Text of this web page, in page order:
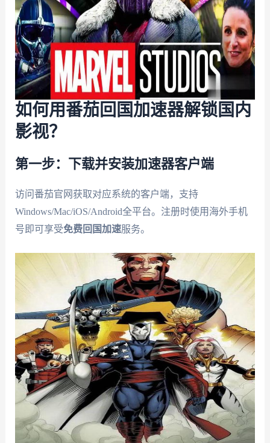
如何用番茄回国加速器解锁国内
影视？
第一步：下载并安装加速器客户端
访问番茄官网获取对应系统的客户端，支持
Windows/Mac/iOS/Android全平台。注册时使用海外手机
号即可享受免费回国加速服务。